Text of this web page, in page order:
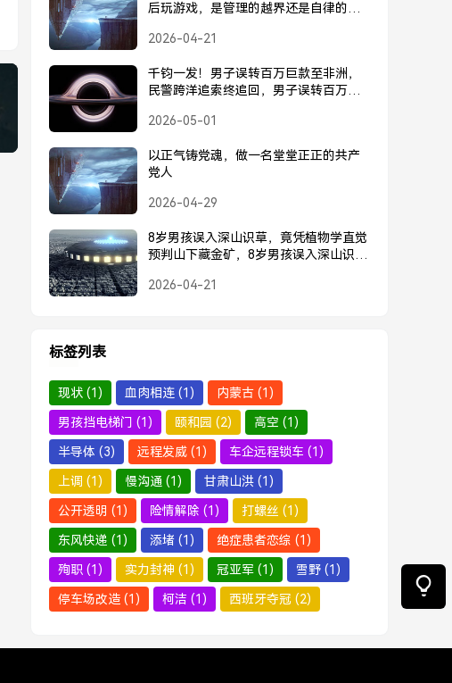
后玩游戏，是管理的越界还是自律的呼
2026-04-21
千钧一发！男子误转百万巨款至非洲，
民警跨洋追索终追回，男子误转百万巨
2026-05-01
以正气铸党魂，做一名堂堂正正的共产
党人
2026-04-29
8岁男孩误入深山识草，竟凭植物学直觉
预判山下藏金矿，8岁男孩误入深山识
2026-04-21
标签列表
现状 (1) 血肉相连 (1) 内蒙古 (1)
男孩挡电梯门 (1) 颐和园 (2) 高空 (1)
半导体 (3) 远程发威 (1) 车企远程锁车 (1)
上调 (1) 慢沟通 (1) 甘肃山洪 (1)
公开透明 (1) 险情解除 (1) 打螺丝 (1)
东风快递 (1) 添堵 (1) 绝症患者恋综 (1)
殉职 (1) 实力封神 (1) 冠亚军 (1) 雪野 (1)
停车场改造 (1) 柯洁 (1) 西班牙夺冠 (2)